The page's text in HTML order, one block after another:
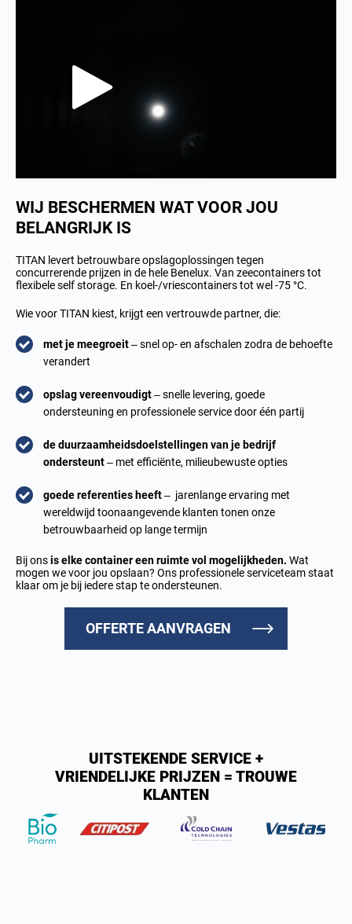
WIJ BESCHERMEN WAT VOOR JOU
BELANGRIJK IS
TITAN levert betrouwbare opslagoplossingen tegen
concurrerende prijzen in de hele Benelux. Van zeecontainers tot
flexibele self storage. En koel-/vriescontainers tot wel -75 °C.
Wie voor TITAN kiest, krijgt een vertrouwde partner, die:
met je meegroeit– snel op- en afschalen zodra de behoefte
verandert
opslag vereenvoudigt– snelle levering, goede
ondersteuning en professionele service door één partij
de duurzaamheidsdoelstellingen van je bedrijf
ondersteunt– met efficiënte, milieubewuste opties
goede referenties heeft– jarenlange ervaring met
wereldwijd toonaangevende klanten tonen onze
betrouwbaarheid op lange termijn
Bij onsis elke container een ruimte vol mogelijkheden. Wat
mogen we voor jou opslaan? Ons professionele serviceteam staat
klaar om je bij iedere stap te ondersteunen.
OFFERTE AANVRAGEN
UITSTEKENDE SERVICE +
VRIENDELIJKE PRIJZEN = TROUWE
KLANTEN